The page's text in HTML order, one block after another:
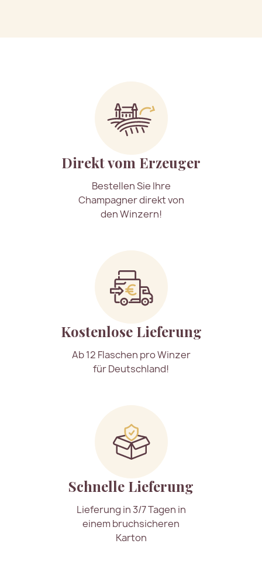
Direkt vom Erzeuger
Bestellen Sie Ihre
Champagner direkt von
den Winzern!
Kostenlose Lieferung
Ab 12 Flaschen pro Winzer
für Deutschland!
Schnelle Lieferung
Lieferung in 3/7 Tagen in
einem bruchsicheren
Karton